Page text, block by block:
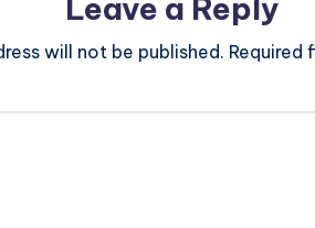
Leave a Reply
will not be published. Required